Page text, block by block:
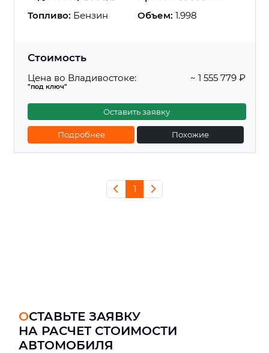
Топливо: Бензин Объем: 1.998
Стоимость
Цена во Владивостоке:
"под ключ"
~ 1 555 779 ₽
Оставить заявку
Подробнее Похожие
1
ОСТАВЬТЕ ЗАЯВКУ
НА РАСЧЕТ СТОИМОСТИ
АВТОМОБИЛЯ